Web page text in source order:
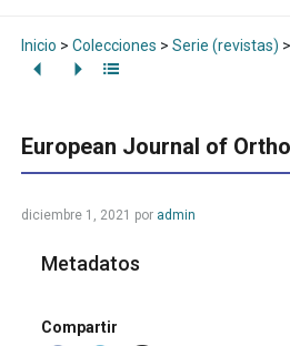
Inicio > Colecciones > Serie (revistas) >
European Journal of
diciembre 1, 2021 por admin
Metadatos
Compartir